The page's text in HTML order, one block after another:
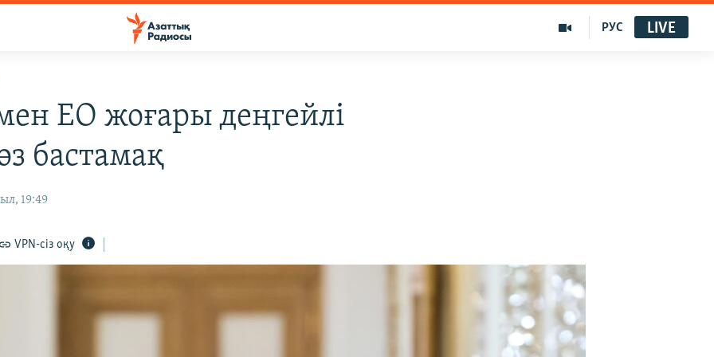
РУС LIVE
ЕО жоғары деңгейлі
бастамақ
19:49
VPN-сіз оқу